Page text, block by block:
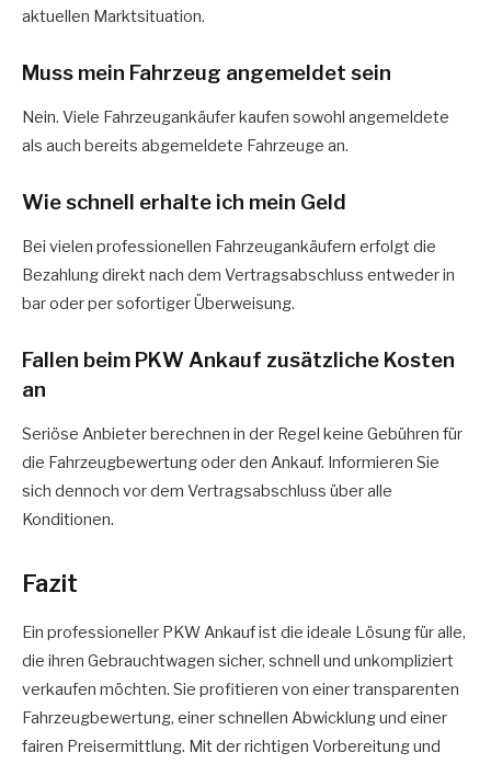
aktuellen Marktsituation.
Muss mein Fahrzeug angemeldet sein
Nein. Viele Fahrzeugankäufer kaufen sowohl angemeldete
als auch bereits abgemeldete Fahrzeuge an.
Wie schnell erhalte ich mein Geld
Bei vielen professionellen Fahrzeugankäufern erfolgt die
Bezahlung direkt nach dem Vertragsabschluss entweder in
bar oder per sofortiger Überweisung.
Fallen beim PKW Ankauf zusätzliche Kosten
an
Seriöse Anbieter berechnen in der Regel keine Gebühren für
die Fahrzeugbewertung oder den Ankauf. Informieren Sie
sich dennoch vor dem Vertragsabschluss über alle
Konditionen.
Fazit
Ein professioneller PKW Ankauf ist die ideale Lösung für alle,
die ihren Gebrauchtwagen sicher, schnell und unkompliziert
verkaufen möchten. Sie profitieren von einer transparenten
Fahrzeugbewertung, einer schnellen Abwicklung und einer
fairen Preisermittlung. Mit der richtigen Vorbereitung und